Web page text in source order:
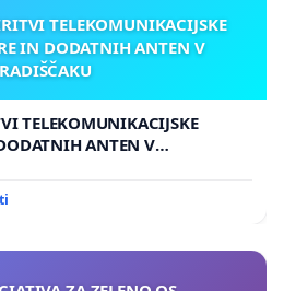
TELEKOMUNIKACIJSKE
IN DODATNIH ANTEN V
TELEKOMUNIKACIJSKE
ANTEN V